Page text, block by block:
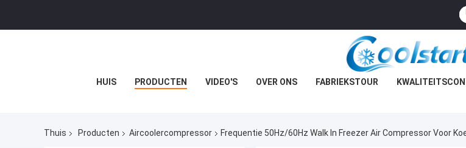
HUIS PRODUCTEN VIDEO'S OVER ONS FABRIEKSTOUR
Thuis Producten Aircoolercompressor Frequentie 50Hz/60Hz Walk In Freezer Air Compressor Voor